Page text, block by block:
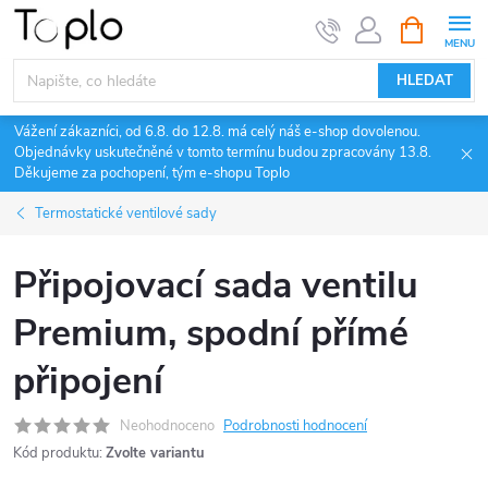
Přejít
obsah
HLEDAT
NÁKUPNÍ
KOŠÍK
Vážení zákazníci, od 6.8. do 12.8. má celý náš e-shop dovolenou.
Objednávky uskutečněné v tomto termínu budou zpracovány 13.8.
Děkujeme za pochopení, tým e-shopu Toplo
Termostatické ventilové sady
Připojovací sada ventilu
Premium, spodní přímé
připojení
Neohodnoceno Podrobnosti hodnocení
Kód produktu: Zvolte variantu